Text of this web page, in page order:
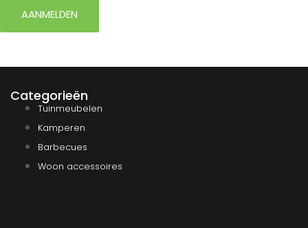
AANMELDEN
Categorieën
Tuinmeubelen
Kamperen
Barbecues
Woon accessoires